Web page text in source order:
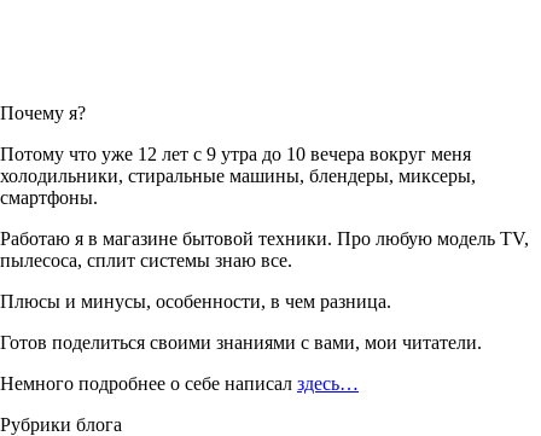
Почему я?
Потому что уже 12 лет с 9 утра до 10 вечера вокруг меня
холодильники, стиральные машины, блендеры, миксеры,
смартфоны.
Работаю я в магазине бытовой техники. Про любую модель TV,
пылесоса, сплит системы знаю все.
Плюсы и минусы, особенности, в чем разница.
Готов поделиться своими знаниями с вами, мои читатели.
Немного подробнее о себе написал здесь…
Рубрики блога